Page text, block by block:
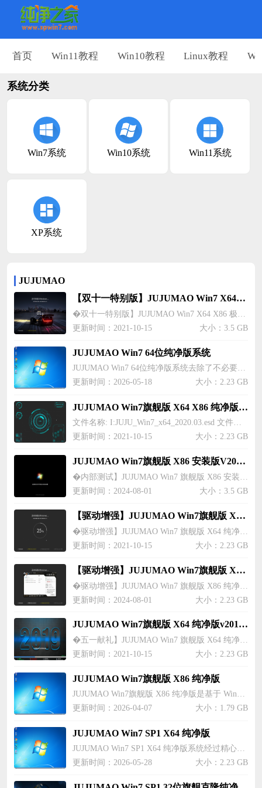
首页 Win11教程 Win10教程 Linux教程
系统分类
Win7系统 Win10系统 Win11系统
XP系统
JUJUMAO
【双十一特别版】JUJUMAO Win7 X64&X86极速版v2020.12
�双十一特别版】JUJUMAO Win7 X64 X86 极速版 v2020.12 64位GHO版镜像信息： 文件名称: G:JUJUMAO_WIN7_X64_2020.12.iso 文件大小: 5.48 GB 制作时间: 2020年11月10日 MD5: 10DA646F8C9CDBF0A6A66E4ED3045780 SHA1: E7E6D
更新时间：2021-10-15
大小：3.5 GB
JUJUMAO Win7 64位纯净版系统
JUJUMAO Win7 64位纯净版系统去除了不必要的组件和捆绑软件，确保系统安全纯净，运行变得更加流畅稳定。JUJUMAO Win7 64位纯净版系统集成 155 个安全补丁，保障用户数据的安全。无论是日常办公、学习还是娱乐，该系统都能为用户提供高效、稳定的使用体验。系统的安装步骤简单易懂，本地硬盘一键安装操作简单便捷，适合新手用户操作。
更新时间：2026-05-18
大小：2.23 GB
JUJUMAO Win7旗舰版 X64 X86 纯净版v2020.03
文件名称: I:JUJU_Win7_x64_2020.03.esd 文件大小: 3.50 GB (3,765,889,682 字节) 修改时间: 2020年02月11日，08:54:06 MD5: FB2462040A64A791ADFF1AE88FBD67F7 SHA1: 0D9F776EEB7C343BD74CD8ABB0E83BB5690B92CD 高速网盘下载1: htt
更新时间：2021-10-15
大小：2.23 GB
JUJUMAO Win7旗舰版 X86 安装版V201910
�内部测试】JUJUMAO Win7 旗舰版 X86 安装版V201910 文件名称: E:JUJU_Win7_x86_2019010 wim 文件大小: 1 18 GB 修改时间: 2019年10月06日 MD5: FEC18402C05769A89D2B678E223C7EB7 SHA1: F5B1FE57C1EEE02AEF49AD81DBEF0D1CFF2E6
更新时间：2024-08-01
大小：3.5 GB
【驱动增强】JUJUMAO Win7旗舰版 X64 纯净版v2019.10
�驱动增强】JUJUMAO Win7 旗舰版 X64 纯净版v2019.10 文件名称: G:JUJU_Win7_x64_201910.zip 文件大小: 5.86 GB 制作时间: 2019年09月19日 MD5: B6990989976134DC8CCE8A8BE81014FC SHA1: 595DB02E6ACFE9587DA1CF2E0C461185B7B65
更新时间：2021-10-15
大小：2.23 GB
【驱动增强】JUJUMAO Win7旗舰版 X86 纯净版v2019.10
�驱动增强】JUJUMAO Win7 旗舰版 X86 纯净版v2019 10 文件名称: G:JUJU_Win7_x86_201910 zip 文件大小: 3 99 GB 制作时间: 2019年09月19日 MD5: 243079BF21F09CEE8DE2F4B864AA2364 SHA1: 7133FF90691AB4CCAEECE6FF5F4E8AF3854AE
更新时间：2024-08-01
大小：2.23 GB
JUJUMAO Win7旗舰版 X64 纯净版v2019.05
�五一献礼】JUJUMAO Win7 旗舰版 X64 纯净版v2019.05 GHO版镜像信息： 文件名称: F:JUJUMAO_Win7x64_CJ201905.zip 文件大小: 5.69 GB 制作时间: 2019年04月11日 MD5: D2F58CC22B1D1DD6C861A10BBAD51FD5 SHA1: 7D3E4AA24DD
更新时间：2021-10-15
大小：2.23 GB
JUJUMAO Win7旗舰版 X86 纯净版
更新时间：2026-04-07
大小：1.79 GB
JUJUMAO Win7 SP1 X64 纯净版
JUJUMAO Win7 SP1 X64 纯净版系统经过精心优化，为用户带来纯净、稳定、高效的使用体验。该系统移除了冗余组件和非必要服务，同时保留了完整的系统功能，确保流畅运行的同时降低硬件资源占用。JUJUMAO Win7 SP1 X64 纯净版支持不同的安装方法 ，如果之前电脑系统能正常启动且正常上网，就推荐硬盘一键安装，简单便捷。
更新时间：2026-05-28
大小：2.23 GB